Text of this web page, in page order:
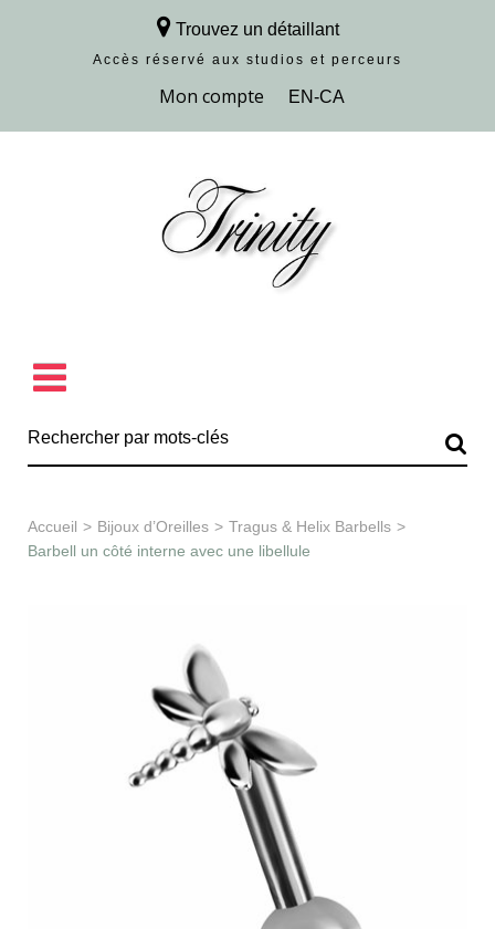
Trouvez un détaillant
Accès réservé aux studios et perceurs
Découvrir la collection
Accueil > Bijoux d’Oreilles > Tragus & Helix Barbells >
Barbell un côté interne avec une libellule